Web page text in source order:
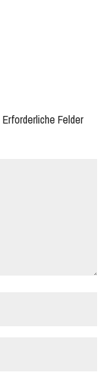
Erforderliche Felder